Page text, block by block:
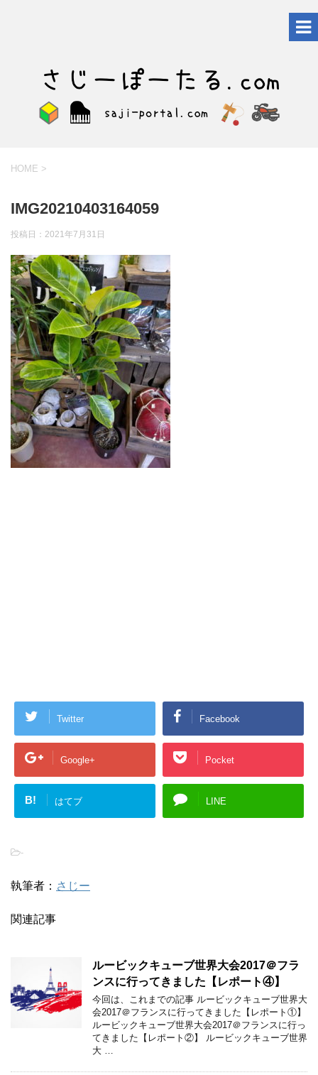
HOME >
IMG20210403164059
投稿日： 2021年7月31日
Twitter Facebook
Google+ Pocket
B! はてブ LINE
-
執筆者： さじー
関連記事
ルービックキューブ世界大会2017＠フラ
ンスに行ってきました【レポート④】
今回は、これまでの記事 ルービックキューブ世界大
会2017＠フランスに行ってきました【レポート①】
ルービックキューブ世界大会2017＠フランスに行っ
てきました【レポート②】 ルービックキューブ世界
大 …